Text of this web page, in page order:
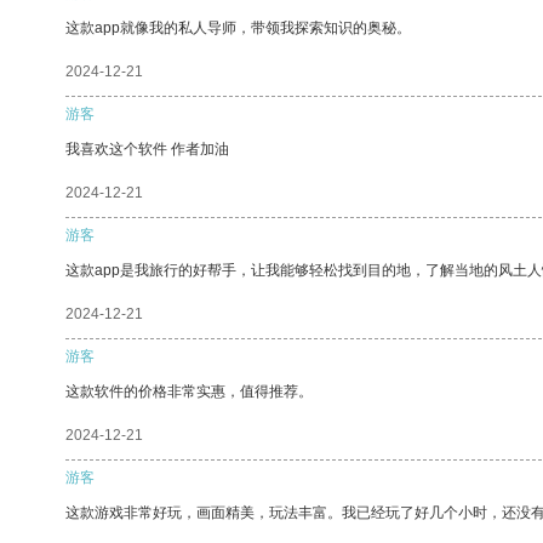
这款app就像我的私人导师，带领我探索知识的奥秘。
2024-12-21
游客
我喜欢这个软件 作者加油
2024-12-21
游客
这款app是我旅行的好帮手，让我能够轻松找到目的地，了解当地的风土人
2024-12-21
游客
这款软件的价格非常实惠，值得推荐。
2024-12-21
游客
这款游戏非常好玩，画面精美，玩法丰富。我已经玩了好几个小时，还没有